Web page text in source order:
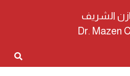
الشريف
Dr. Mazen